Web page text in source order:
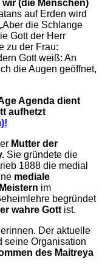
(die Menschen)
auf Erden wird
„Aber die Schlange
Gott der Herr
zu der Frau:
Gott weiß: An
die Augen geöffnet,
Agenda dient
aufhetzt
Mutter der
Sie gründete die
1888 die medial
mediale
im
begründet
wahre Gottist.
Der aktuelle
seine Organisation
des Maitreya